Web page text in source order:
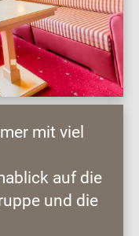
mit viel
auf die
und die